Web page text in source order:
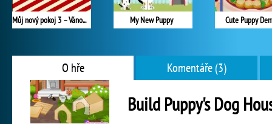
Můj nový pokoj 3 – Vánoce My New Puppy Cute Puppy
O hře Komentáře (3)
Build Puppy's Dog